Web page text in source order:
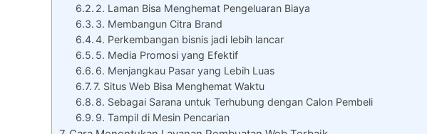
2. Laman Bisa Menghemat Pengeluaran Biaya
3. Membangun Citra Brand
4. Perkembangan bisnis jadi lebih lancar
5. Media Promosi yang Efektif
6. Menjangkau Pasar yang Lebih Luas
7. Situs Web Bisa Menghemat Waktu
8. Sebagai Sarana untuk Terhubung dengan Calon Pembeli
9. Tampil di Mesin Pencarian